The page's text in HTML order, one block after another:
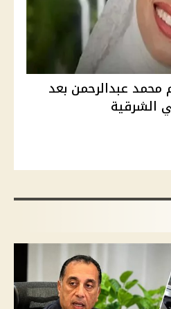
محمد عبدالرحمن بعد
الشرقية